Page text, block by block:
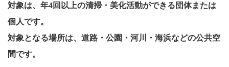
対象は、年4回以上の清掃・美化活動ができる団体または
個人です。
対象となる場所は、道路・公園・河川・海浜などの公共空
間です。